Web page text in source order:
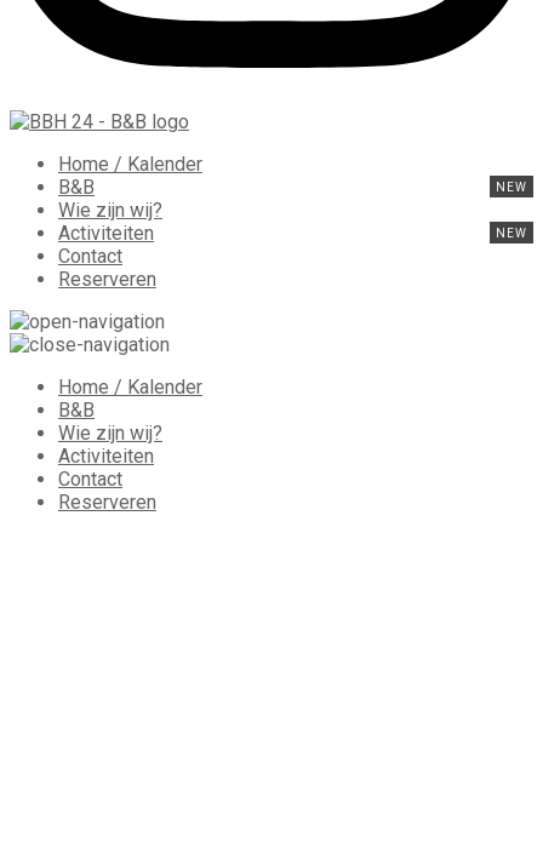
Home / Kalender
B&B
Wie zijn wij?
Activiteiten
Contact
Reserveren
Home / Kalender
B&B
Wie zijn wij?
Activiteiten
Contact
Reserveren